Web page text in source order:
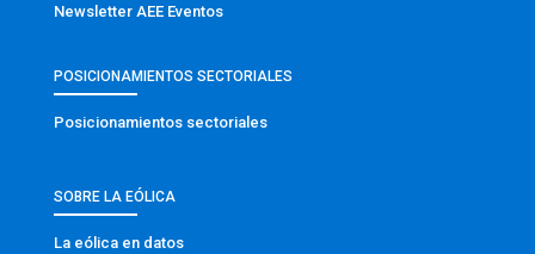
Newsletter AEE Eventos
POSICIONAMIENTOS SECTORIALES
Posicionamientos sectoriales
SOBRE LA EÓLICA
La eólica en datos